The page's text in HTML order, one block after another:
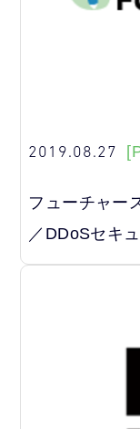
2019.08.27
フューチャー
／DDoSセキ